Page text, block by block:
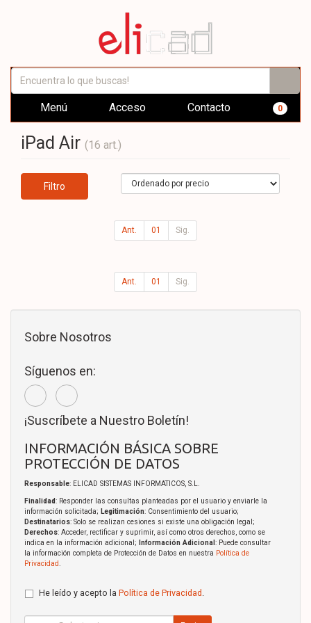
Menú Acceso Contacto 0
iPad Air (16 art.)
Filtro
Ant. 01 Sig.
Ant. 01 Sig.
Sobre Nosotros
Síguenos en:
¡Suscríbete a Nuestro Boletín!
INFORMACIÓN BÁSICA SOBRE
PROTECCIÓN DE DATOS
Responsable: ELICAD SISTEMAS INFORMATICOS, S.L.
Finalidad: Responder las consultas planteadas por el usuario y enviarle la
información solicitada; Legitimación: Consentimiento del usuario;
Destinatarios: Solo se realizan cesiones si existe una obligación legal;
Derechos: Acceder, rectificar y suprimir, así como otros derechos, como se
indica en la información adicional;
Información Adicional : Puede consultar
la información completa de Protección de Datos en nuestra Política de
Privacidad
He leído y acepto la Política de Privacidad .